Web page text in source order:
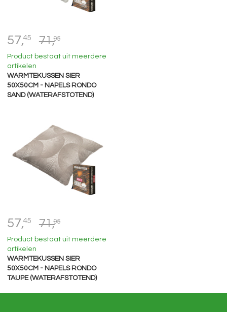
57,45 71,95
Product bestaat uit meerdere
artikelen
WARMTEKUSSEN SIER
50X50CM - NAPELS RONDO
SAND (WATERAFSTOTEND)
57,45 71,95
Product bestaat uit meerdere
artikelen
WARMTEKUSSEN SIER
50X50CM - NAPELS RONDO
TAUPE (WATERAFSTOTEND)